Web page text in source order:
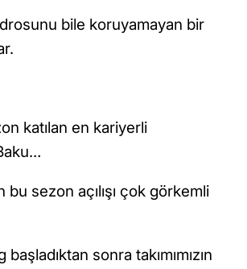
bile koruyamayan bir
katılan en kariyerli
bu sezon açılışı çok görkemli
sonra takımımızın